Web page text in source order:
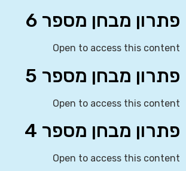
פתרון מבחן מספר 6
Open to access this content
פתרון מבחן מספר 5
Open to access this content
פתרון מבחן מספר 4
Open to access this content